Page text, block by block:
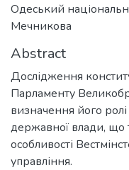
Одеський
Мечникова
Abstract
Дослідження
Парламенту
визначення його
державної влади,
особливості
управління.